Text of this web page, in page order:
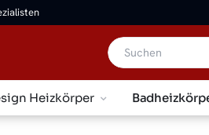
Heizkörper